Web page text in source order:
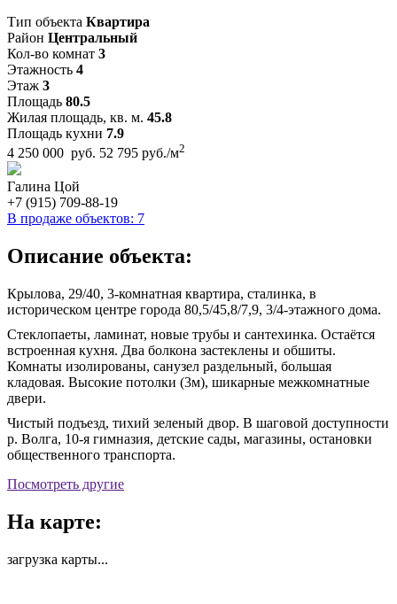
Тип объекта Квартира
Район Центральный
Кол-во комнат 3
Этажность 4
Этаж 3
Площадь 80.5
Жилая площадь, кв. м. 45.8
Площадь кухни 7.9
4 250 000 руб. 52 795 руб./м2
Галина Цой
+7 (915) 709-88-19
В продаже объектов: 7
Описание объекта:
Крылова, 29/40, 3-комнатная квартира, сталинка, в
историческом центре города 80,5/45,8/7,9, 3/4-этажного дома.
Стеклопаеты, ламинат, новые трубы и сантехинка. Остаётся
встроенная кухня. Два болкона застеклены и обшиты.
Комнаты изолированы, санузел раздельный, большая
кладовая. Высокие потолки (3м), шикарные межкомнатные
двери.
Чистый подъезд, тихий зеленый двор. В шаговой доступности
р. Волга, 10-я гимназия, детские сады, магазины, остановки
общественного транспорта.
Посмотреть другие
На карте:
загрузка карты...